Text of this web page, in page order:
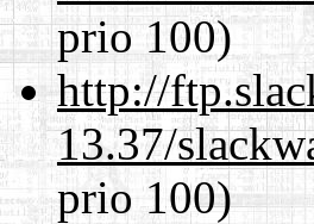
prio 100)
http://
13.37/
prio 100)